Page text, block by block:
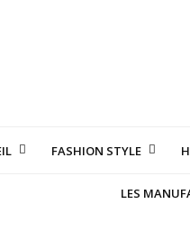
FASHION STYLE
LES